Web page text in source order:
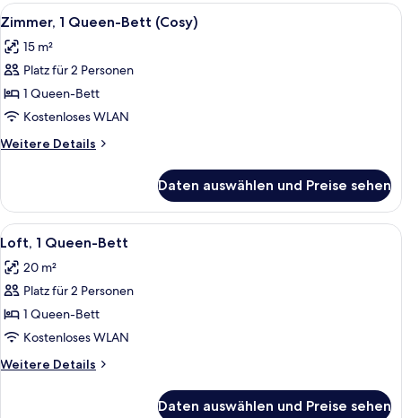
Alle
Fotos
für
Zimmer,
1
Queen-
Bett
(Cosy)
Ein Hotelzimmer mit Bett,
4
Zimmer, 1 Queen-Bett (Cosy)
15 m²
Platz für 2 Personen
1 Queen-Bett
Kostenloses WLAN
Weitere Details
Weitere
1
Queen-
Bett
Daten auswählen und Preise sehen
Alle
Fotos
für
Loft,
1
Queen-
Bett
anzeigen
Ein Schlafzimmer mit einem großen
8
Loft, 1 Queen-Bett
20 m²
Platz für 2 Personen
1 Queen-Bett
Kostenloses WLAN
Weitere Details
Weitere
Daten auswählen und Preise sehen